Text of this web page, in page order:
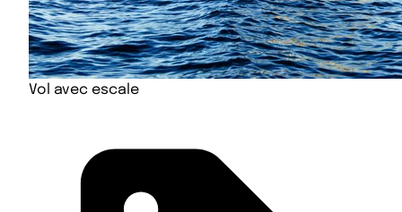
Vol avec escale